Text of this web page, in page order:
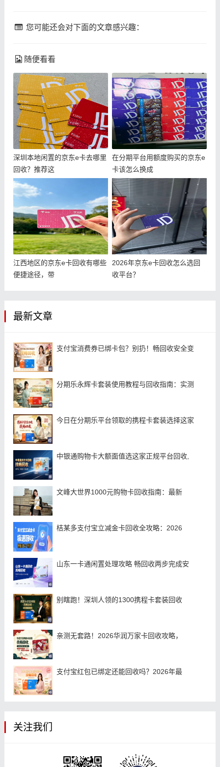
您可能还会对下面的文章感兴趣：
随便看看
深圳本地闲置的京东e卡去哪里
回收？推荐这
在分期平台用额度购买的京东e
卡该怎么换成
江西地区的京东e卡回收有哪些
便捷途径，带
2026年京东e卡回收怎么选回
收平台？
最新文章
支付宝消费券已绑卡包？别扔！畅回收安全变
分期乐永辉卡套装使用教程与回收指南：实测
今日在分期乐平台领取的携程卡套装选择这家
中银通购物卡大额面值选这家正规平台回收,
文峰大世界1000元购物卡回收指南：最新
桔某多支付宝立减金卡回收全攻略：2026
山东一卡通闲置处理攻略 畅回收两步完成安
别瞎跑！深圳人领的1300携程卡套装回收
亲测无套路！2026华润万家卡回收攻略，
支付宝红包已绑定还能回收吗？2026年最
关注我们